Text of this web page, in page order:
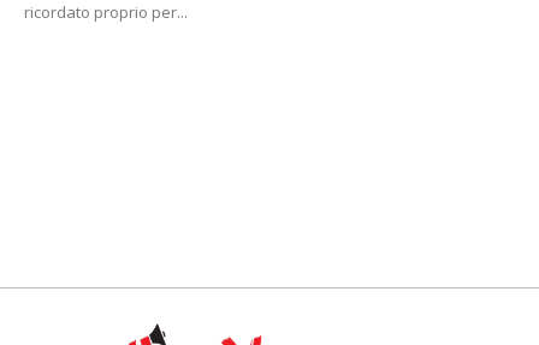
ricordato proprio per...